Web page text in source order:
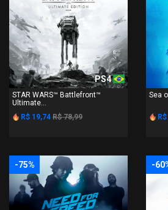
PS4
STAR WARS™ Battlefront™
Ultimate...
R$ 19,74 R$ 78,99
Sea
-75% -